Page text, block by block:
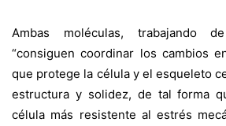
Ambas moléculas, trabajando
“consiguen coordinar los cambios
que protege la célula y el esqueleto
estructura y solidez, de tal forma
célula más resistente al estrés